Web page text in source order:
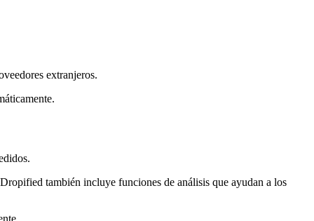
extranjeros.
también incluye funciones de análisis que ayudan a los